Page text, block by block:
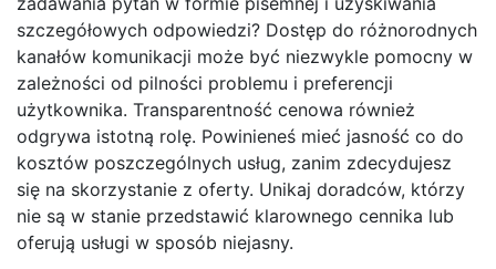
szczegółowych odpowiedzi? Dostęp do różnorodnych
kanałów komunikacji może być niezwykle pomocny w
zależności od pilności problemu i preferencji
użytkownika. Transparentność cenowa również
odgrywa istotną rolę. Powinieneś mieć jasność co do
kosztów poszczególnych usług, zanim zdecydujesz
się na skorzystanie z oferty. Unikaj doradców, którzy
nie są w stanie przedstawić klarownego cennika lub
oferują usługi w sposób niejasny.